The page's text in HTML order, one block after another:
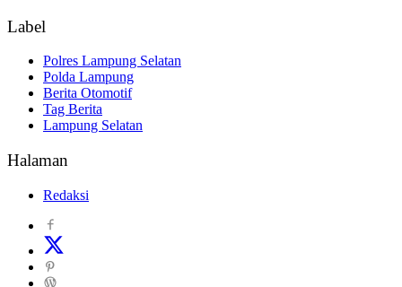
Label
Polres Lampung Selatan
Polda Lampung
Berita Otomotif
Tag Berita
Lampung Selatan
Halaman
Redaksi